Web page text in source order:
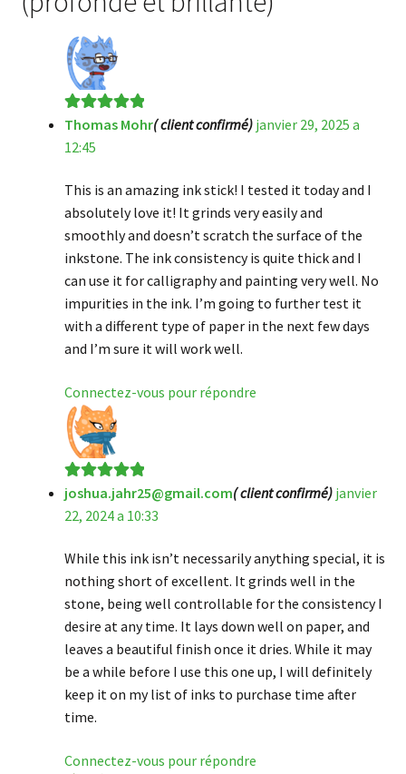
Note5sur 5
Thomas Mohr( client confirmé) janvier 29, 2025 a
12:45
This is an amazing ink stick! I tested it today and I
absolutely love it! It grinds very easily and
smoothly and doesn’t scratch the surface of the
inkstone. The ink consistency is quite thick and I
can use it for calligraphy and painting very well. No
impurities in the ink. I’m going to further test it
with a different type of paper in the next few days
and I’m sure it will work well.
Connectez-vous pour répondre
Note5sur 5
joshua.jahr25@gmail.com( client confirmé) janvier
22, 2024 a 10:33
While this ink isn’t necessarily anything special, it is
nothing short of excellent. It grinds well in the
stone, being well controllable for the consistency I
desire at any time. It lays down well on paper, and
leaves a beautiful finish once it dries. While it may
be a while before I use this one up, I will definitely
keep it on my list of inks to purchase time after
time.
Connectez-vous pour répondre